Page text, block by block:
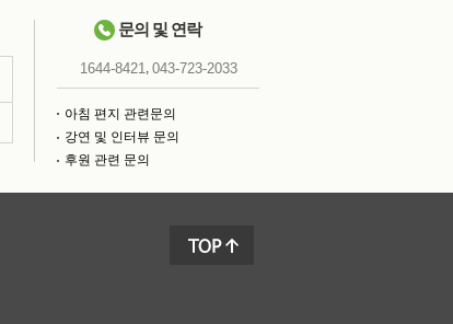
문의 및 연락
1644-8421, 043-723-2033
아침 편지 관련문의
강연 및 인터뷰 문의
후원 관련 문의